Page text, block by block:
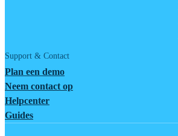
Support & Contact
Plan een demo
Neem contact op
Helpcenter
Guides